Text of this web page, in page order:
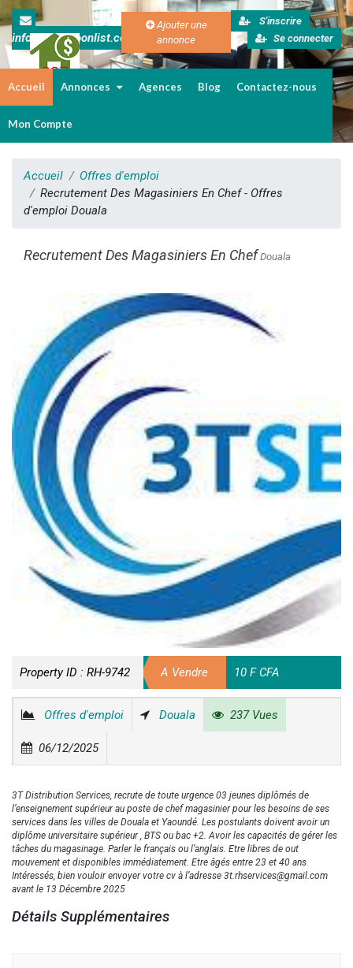
info@cameroonlist.com
Ajouter une
annonce
S'inscrire
Se connecter
Accueil Annonces Agences Blog Contactez-nous
Mon Compte
Accueil
Offres d'emploi
Recrutement Des Magasiniers En Chef - Offres
d'emploi Douala
Recrutement Des Magasiniers En ChefDouala
Property ID : RH-9742 A Vendre 10 F CFA
Offres d'emploi Douala 237 Vues
06/12/2025
3T Distribution Services, recrute de toute urgence 03 jeunes diplômés de
l’enseignement supérieur au poste de chef magasinier pour les besoins de ses
services dans les villes de Douala et Yaoundé. Les postulants doivent avoir un
diplôme universitaire supérieur , BTS ou bac +2. Avoir les capacités de gérer les
tâches du magasinage. Parler le français ou l’anglais. Etre libres de out
mouvement et disponibles immédiatement. Etre âgés entre 23 et 40 ans.
Intéressés, bien vouloir envoyer votre cv à l’adresse 3t.rhservices@gmail.com
avant le 13 Décembre 2025
Détails Supplémentaires